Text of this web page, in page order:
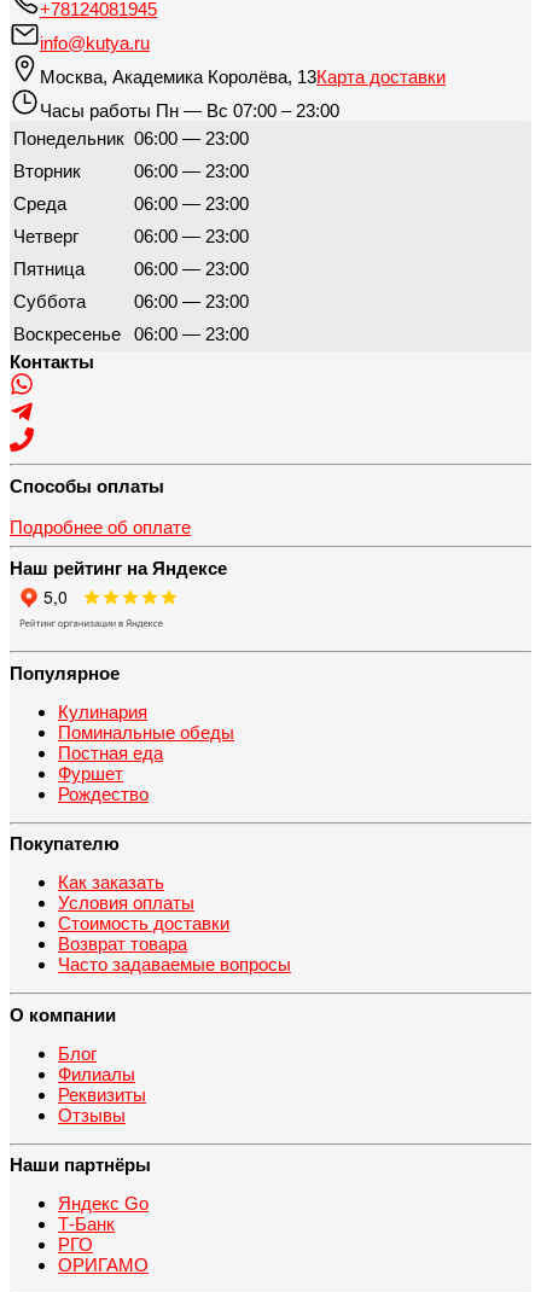
+78124081945
info@kutya.ru
Москва, Академика Королёва, 13Карта доставки
Часы работы Пн — Вс 07:00 – 23:00
Понедельник 06:00 — 23:00
Вторник
06:00 — 23:00
Среда
06:00 — 23:00
Четверг
06:00 — 23:00
Пятница
06:00 — 23:00
Суббота
06:00 — 23:00
Воскресенье
06:00 — 23:00
Контакты
Способы оплаты
Подробнее об оплате
Наш рейтинг на Яндексе
Популярное
Кулинария
Поминальные обеды
Постная еда
Фуршет
Рождество
Покупателю
Как заказать
Условия оплаты
Стоимость доставки
Возврат товара
Часто задаваемые вопросы
О компании
Блог
Филиалы
Реквизиты
Отзывы
Наши партнёры
Яндекс Go
Т-Банк
РГО
ОРИГАМО